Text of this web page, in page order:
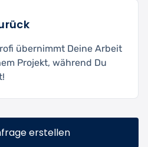
übernimmt Deine Arbeit
Projekt, während Du
erstellen